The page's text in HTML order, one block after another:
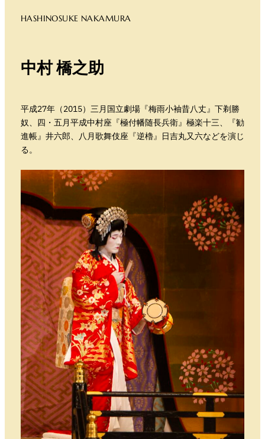
HASHINOSUKE NAKAMURA
中村 橋之助
平成27年（2015）三月国立劇場『梅雨小袖昔八丈』下剃勝
奴、四・五月平成中村座『極付幡随長兵衛』極楽十三、『勧
進帳』井六郎、八月歌舞伎座『逆櫓』日吉丸又六などを演じ
る。